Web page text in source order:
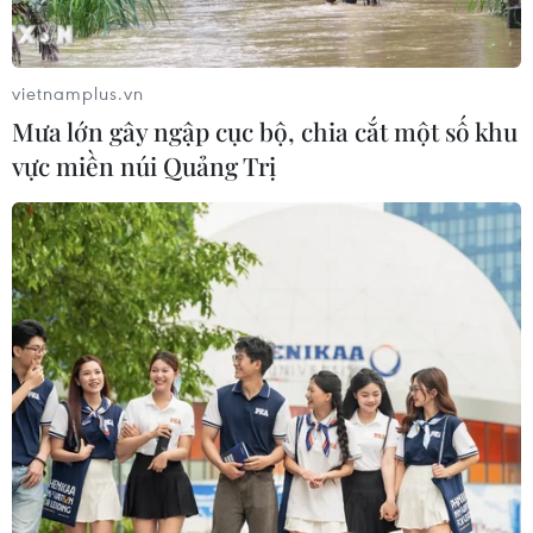
Khoa học công nghệ sẽ trở thành
động lực mới của quan hệ Việt Nam-
09/08/2026 02:01
Thị trường vaccine thế giới chuyển
hướng sang người cao tuổi
08/08/2026 15:01
Việt Nam là điểm đến hấp dẫn với
doanh nghiệp bán dẫn hàng đầu của
Mỹ
08/08/2026 13:45
vietnamplus.vn
Mưa lớn gây ngập cục bộ, chia cắt một số khu
vực miền núi Quảng Trị